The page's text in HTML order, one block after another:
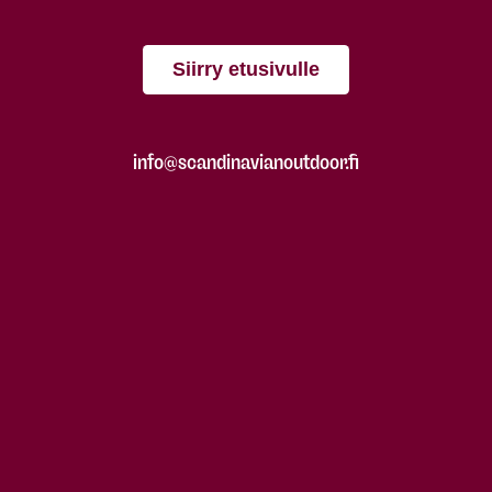
Siirry etusivulle
info@scandinavianoutdoor.fi